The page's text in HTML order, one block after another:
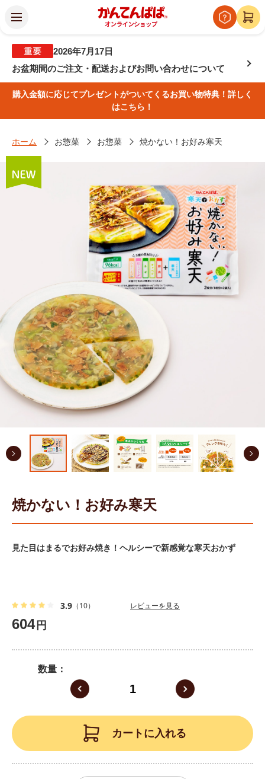
2026年7月17日
お盆期間のご注文・配送およびお問い合わせについて
購入金額に応じてプレゼントがついてくるお買い物特典！詳しく
はこちら！
ホーム お惣菜 お惣菜 焼かない！お好み寒天
焼かない！お好み寒天
見た目はまるでお好み焼き！ヘルシーで新感覚な寒天おかず
3.9 （10） レビューを見る
604 円
数量
カートに入れる